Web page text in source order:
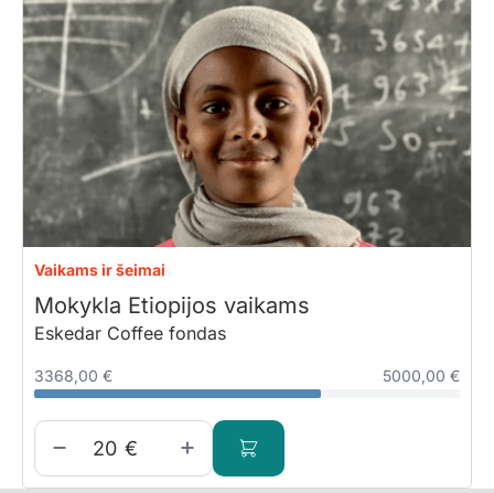
Vaikams ir šeimai
Mokykla Etiopijos vaikams
Eskedar Coffee fondas
3368,00 € 5000,00 €
€